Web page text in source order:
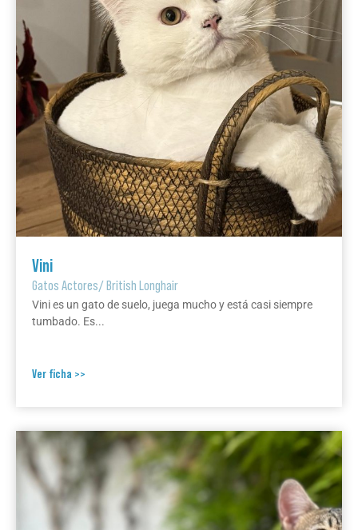
Vini
Gatos Actores/British Longhair
Vini es un gato de suelo, juega mucho y está casi siempre
tumbado. Es...
Ver ficha >>